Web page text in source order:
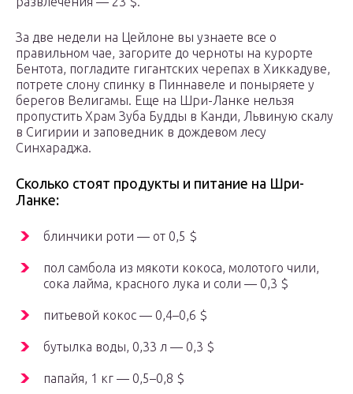
За две недели на Цейлоне вы узнаете все о
правильном чае, загорите до черноты на курорте
Бентота, погладите гигантских черепах в Хиккадуве,
потрете слону спинку в Пиннавеле и поныряете у
берегов Велигамы. Еще на Шри-Ланке нельзя
пропустить Храм Зуба Будды в Канди, Львиную скалу
в Сигирии и заповедник в дождевом лесу
Синхараджа.
Сколько стоят продукты и питание на Шри-
Ланке:
блинчики роти — от 0,5 $
пол самбола из мякоти кокоса, молотого чили,
сока лайма, красного лука и соли — 0,3 $
питьевой кокос — 0,4–0,6 $
бутылка воды, 0,33 л — 0,3 $
папайя, 1 кг — 0,5–0,8 $